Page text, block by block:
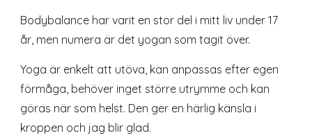
Bodybalance har varit en stor del i mitt liv under 17
år, men numera är det yogan som tagit över.
Yoga är enkelt att utöva, kan anpassas efter egen
förmåga, behöver inget större utrymme och kan
göras när som helst. Den ger en härlig känsla i
kroppen och jag blir glad.